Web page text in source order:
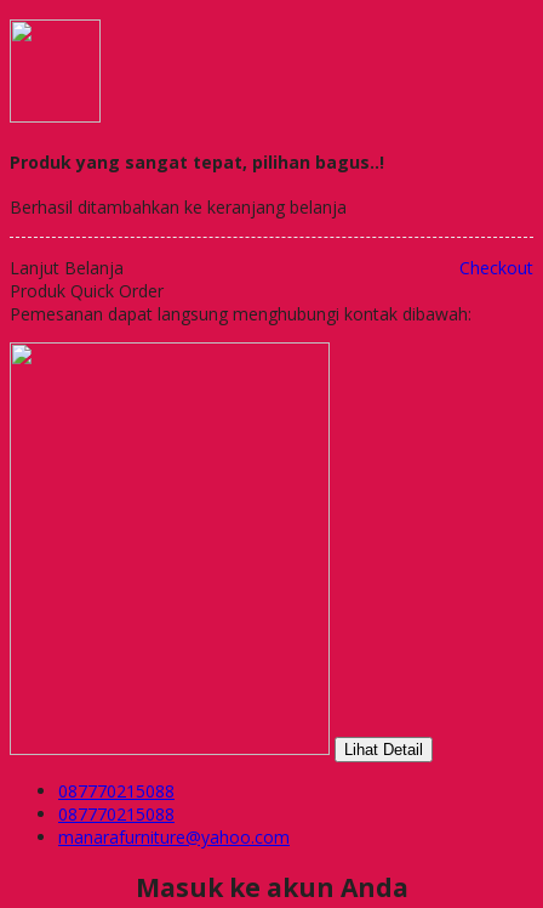
Produk yang sangat tepat, pilihan bagus..!
Berhasil ditambahkan ke keranjang belanja
Lanjut Belanja
Checkout
Produk Quick Order
Pemesanan dapat langsung menghubungi kontak dibawah:
Lihat Detail
087770215088
087770215088
manarafurniture@yahoo.com
Masuk ke akun Anda